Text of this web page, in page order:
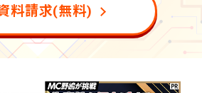
料請求(無料)